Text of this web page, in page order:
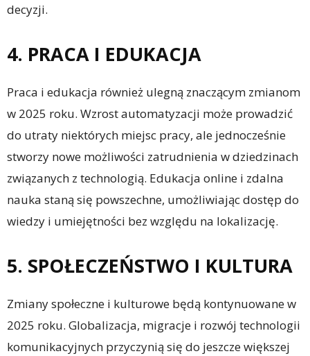
decyzji.
4. PRACA I EDUKACJA
Praca i edukacja również ulegną znaczącym zmianom
w 2025 roku. Wzrost automatyzacji może prowadzić
do utraty niektórych miejsc pracy, ale jednocześnie
stworzy nowe możliwości zatrudnienia w dziedzinach
związanych z technologią. Edukacja online i zdalna
nauka staną się powszechne, umożliwiając dostęp do
wiedzy i umiejętności bez względu na lokalizację.
5. SPOŁECZEŃSTWO I KULTURA
Zmiany społeczne i kulturowe będą kontynuowane w
2025 roku. Globalizacja, migracje i rozwój technologii
komunikacyjnych przyczynią się do jeszcze większej